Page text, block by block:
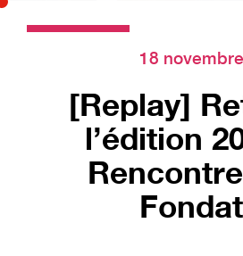
18
[Replay]
l’édition